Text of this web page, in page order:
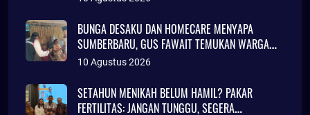
BUNGA DESAKU DAN HOMECARE MENYAPA
SUMBERBARU, GUS FAWAIT TEMUKAN WARGA
TINGGAL DI RUMAH TAK LAYAK HUNI
10 Agustus 2026
SETAHUN MENIKAH BELUM HAMIL? PAKAR
FERTILITAS: JANGAN TUNGGU, SEGERA